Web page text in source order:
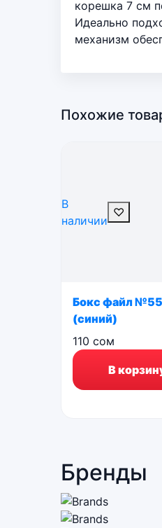
корешка 7 см
Идеально
механизм
Похожие
В
наличии
♡
Бокс файл
(синий)
110 сом
В
Бренды